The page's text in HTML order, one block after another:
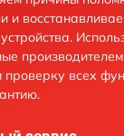
и
производителем
проверку всех